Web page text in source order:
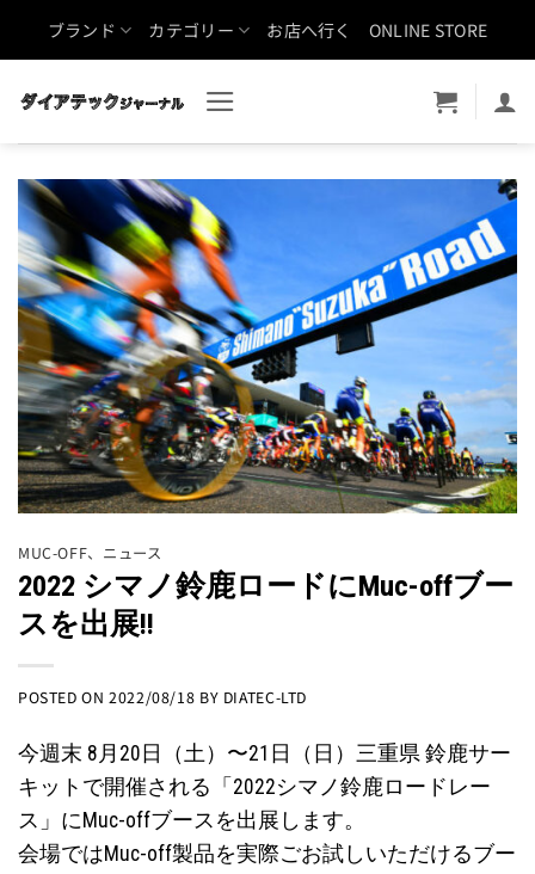
ブランド カテゴリー お店へ行く ONLINE STORE
MUC-OFF、 ニュース
2022 シマノ鈴鹿ロードにMuc-offブー
スを出展!!
POSTED ON2022/08/18 BY DIATEC-LTD
今週末 8月20日（土）〜21日（日）三重県 鈴鹿サー
キットで開催される「2022シマノ鈴鹿ロードレー
ス」にMuc-offブースを出展します。
会場ではMuc-off製品を実際ごお試しいただけるブー